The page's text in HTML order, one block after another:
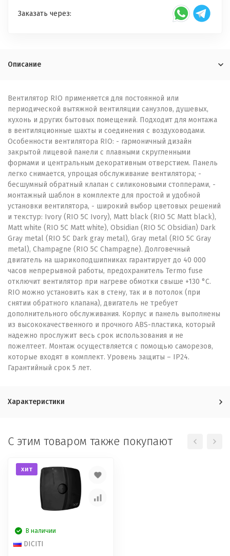
Заказать через:
Описание
Вентилятор RIO применяется для постоянной или
периодической вытяжной вентиляции санузлов, душевых,
кухонь и других бытовых помещений. Подходит для монтажа
в вентиляционные шахты и соединения с воздуховодами.
Особенности вентилятора RIO: - гармоничный дизайн
закрытой лицевой панели с плавными скругленными
формами и центральным декоративным отверстием. Панель
легко снимается, упрощая обслуживание вентилятора; -
бесшумный обратный клапан с силиконовыми стопперами, -
монтажный шаблон в комплекте для простой и удобной
установки вентилятора, - широкий выбор цветовых решений
и текстур: Ivory (RIO 5C Ivory), Matt black (RIO 5C Matt black),
Matt white (RIO 5C Matt white), Obsidian (RIO 5C Obsidian) Dark
Gray metal (RIO 5C Dark gray metal), Gray metal (RIO 5C Gray
metal), Champagne (RIO 5C Champagne). Долговечный
двигатель на шарикоподшипниках гарантирует до 40 000
часов непрерывной работы, предохранитель Termo fuse
отключит вентилятор при нагреве обмотки свыше +130 °C.
RIO можно установить как в стену, так и в потолок (при
снятии обратного клапана), двигатель не требует
дополнительного обслуживания. Корпус и панель выполнены
из высококачественного и прочного ABS-пластика, который
надежно прослужит весь срок использования и не
пожелтеет. Монтаж осуществляется с помощью саморезов,
которые входят в комплект. Уровень защиты – IP24.
Гарантийный срок 5 лет.
Характеристики
C этим товаром также покупают
хит
В наличии
DICITI